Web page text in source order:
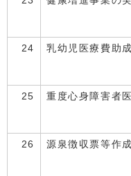
24
乳幼児医療費助
25
重度心身障害者
26
源泉徴収票等作